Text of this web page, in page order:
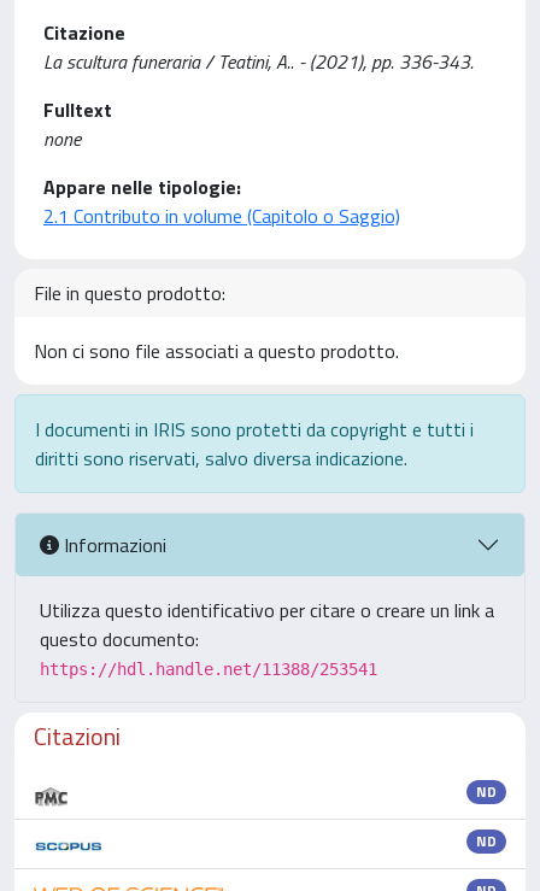
Citazione
La scultura funeraria / Teatini, A.. - (2021), pp. 336-343.
Fulltext
none
Appare nelle tipologie:
2.1 Contributo in volume (Capitolo o Saggio)
File in questo prodotto:
Non ci sono file associati a questo prodotto.
I documenti in IRIS sono protetti da copyright e tutti i
diritti sono riservati, salvo diversa indicazione.
Informazioni
Utilizza questo identificativo per citare o creare un link a
questo documento:
https://hdl.handle.net/11388/253541
Citazioni
ND
ND